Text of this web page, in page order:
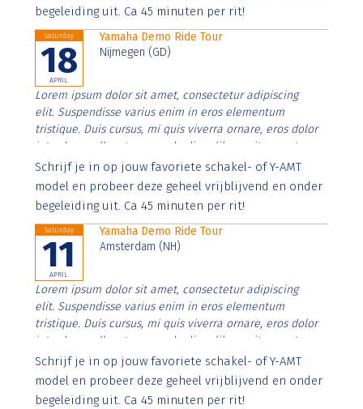
begeleiding uit. Ca 45 minuten per rit!
Saturday
18
APRIL
Yamaha Demo Ride Tour
Nijmegen (GD)
Lorem ipsum dolor sit amet, consectetur adipiscing
elit. Suspendisse varius enim in eros elementum
tristique. Duis cursus, mi quis viverra ornare, eros dolor
interdum nulla, ut commodo diam libero vitae erat.
Aenean faucibus nibh et justo cursus id rutrum lorem
imperdiet. Nunc ut sem vitae risus tristique posuere.
Schrijf je in op jouw favoriete schakel- of Y-AMT
model en probeer deze geheel vrijblijvend en onder
begeleiding uit. Ca 45 minuten per rit!
Saturday
11
APRIL
Yamaha Demo Ride Tour
Amsterdam (NH)
Lorem ipsum dolor sit amet, consectetur adipiscing
elit. Suspendisse varius enim in eros elementum
tristique. Duis cursus, mi quis viverra ornare, eros dolor
interdum nulla, ut commodo diam libero vitae erat.
Aenean faucibus nibh et justo cursus id rutrum lorem
imperdiet. Nunc ut sem vitae risus tristique posuere.
Schrijf je in op jouw favoriete schakel- of Y-AMT
model en probeer deze geheel vrijblijvend en onder
begeleiding uit. Ca 45 minuten per rit!